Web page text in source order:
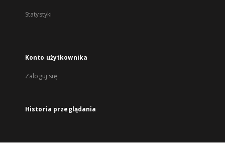
Statystyki
Konto użytkownika
Zaloguj się
Historia przeglądania